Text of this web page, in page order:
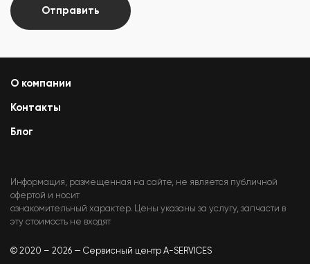
Отправить
О компании
Контакты
Блог
Информация, размещенная на сайте, не является публичной
офертой и носит
ознакомительный характер. Цены указаны за услугу, запчасти в
эту стоимость не входят
© 2020 – 2026 — Сервисный центр A-SERVICES